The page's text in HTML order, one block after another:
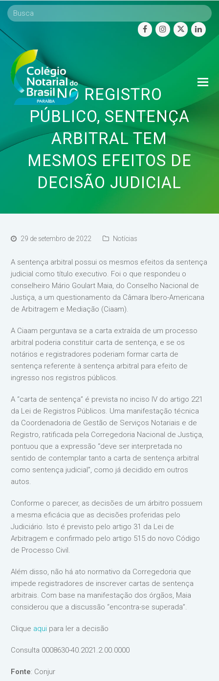
facebookinstagram
twitter
NO REGISTRO
PÚBLICO, SENTENÇA
ARBITRAL TEM
MESMOS EFEITOS DE
DECISÃO JUDICIAL
29 de setembro de 2022 Notícias
A sentença arbitral possui os mesmos efeitos da sentença
judicial como título executivo. Foi o que respondeu o
conselheiro Mário Goulart Maia, do Conselho Nacional de
Justiça, a um questionamento da Câmara Ibero-Americana
de Arbitragem e Mediação (Ciaam).
A Ciaam perguntava se a carta extraída de um processo
arbitral poderia constituir carta de sentença, e se os
notários e registradores poderiam formar carta de
sentença referente à sentença arbitral para efeito de
ingresso nos registros públicos.
A “carta de sentença” é prevista no inciso IV do artigo 221
da Lei de Registros Públicos. Uma manifestação técnica
da Coordenadoria de Gestão de Serviços Notariais e de
Registro, ratificada pela Corregedoria Nacional de Justiça,
pontuou que a expressão “deve ser interpretada no
sentido de contemplar tanto a carta de sentença arbitral
como sentença judicial”, como já decidido em outros
autos.
Conforme o parecer, as decisões de um árbitro possuem
a mesma eficácia que as decisões proferidas pelo
Judiciário. Isto é previsto pelo artigo 31 da Lei de
Arbitragem e confirmado pelo artigo 515 do novo Código
de Processo Civil.
Além disso, não há ato normativo da Corregedoria que
impede registradores de inscrever cartas de sentença
arbitrais. Com base na manifestação dos órgãos, Maia
considerou que a discussão “encontra-se superada”.
Clique aqui para ler a decisão
Consulta 0008630-40.2021.2.00.0000
Fonte: Conjur